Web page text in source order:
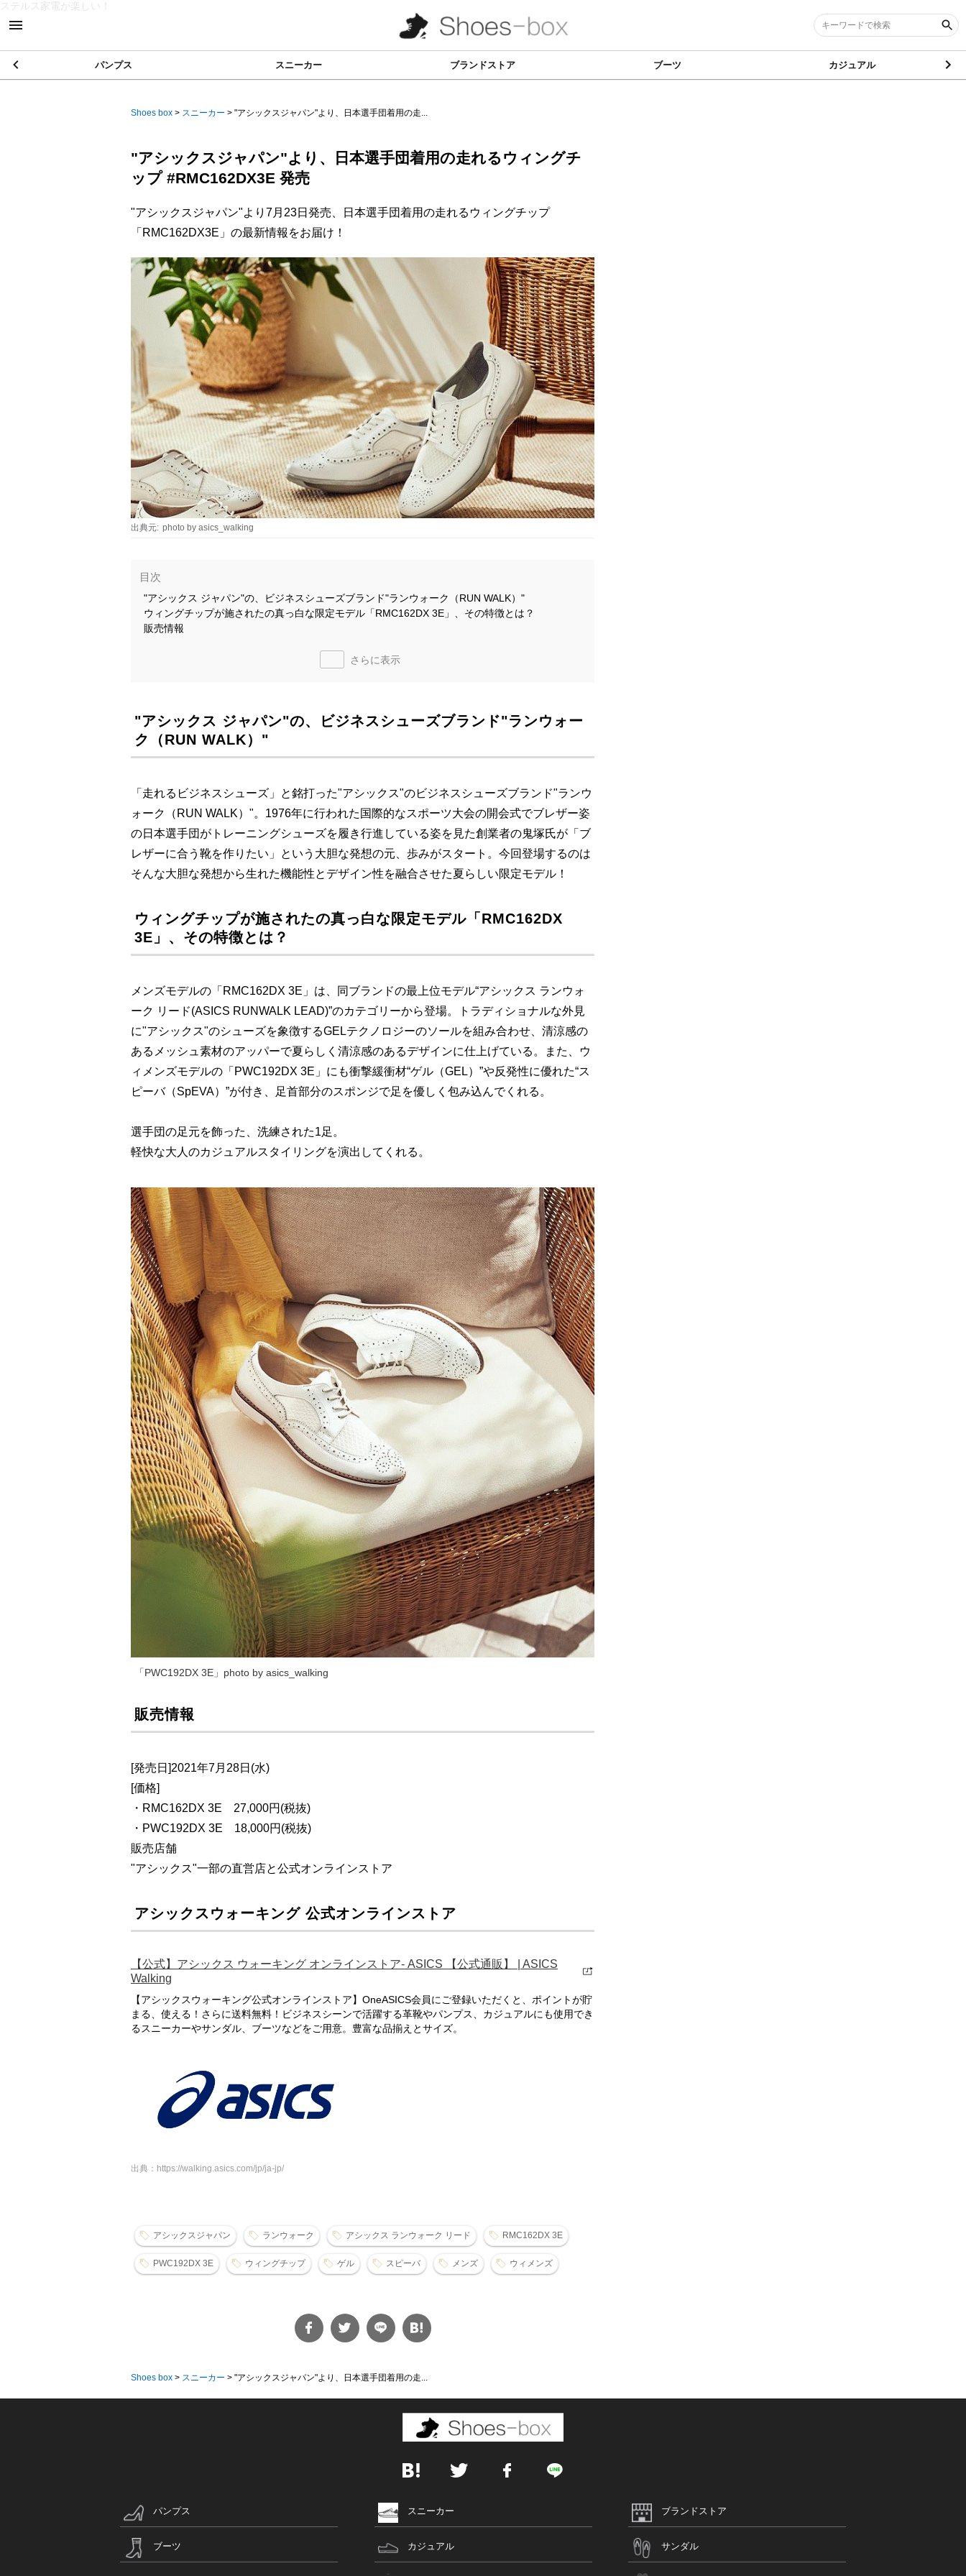
ステルス家電が楽しい！
パンプス スニーカー ブランドストア ブーツ カジュアル
Shoes box > スニーカー > "アシックスジャパン"より、日本選手団着用の走...
"アシックスジャパン"より、日本選手団着用の走れるウィングチ
ップ #RMC162DX3E 発売
"アシックスジャパン"より7月23日発売、日本選手団着用の走れるウィングチップ
「RMC162DX3E」の最新情報をお届け！
出典元: photo by asics_walking
目次
"アシックス ジャパン"の、ビジネスシューズブランド"ランウォーク（RUN WALK）"
ウィングチップが施されたの真っ白な限定モデル「RMC162DX 3E」、その特徴とは？
販売情報
さらに表示
"アシックス ジャパン"の、ビジネスシューズブランド"ランウォー
ク（RUN WALK）"
「走れるビジネスシューズ」と銘打った"アシックス"のビジネスシューズブランド"ランウ
ォーク（RUN WALK）"。1976年に行われた国際的なスポーツ大会の開会式でブレザー姿
の日本選手団がトレーニングシューズを履き行進している姿を見た創業者の鬼塚氏が「ブ
レザーに合う靴を作りたい」という大胆な発想の元、歩みがスタート。今回登場するのは
そんな大胆な発想から生れた機能性とデザイン性を融合させた夏らしい限定モデル！
ウィングチップが施されたの真っ白な限定モデル「RMC162DX
3E」、その特徴とは？
メンズモデルの「RMC162DX 3E」は、同ブランドの最上位モデル“アシックス ランウォ
ーク リード(ASICS RUNWALK LEAD)”のカテゴリーから登場。トラディショナルな外見
に"アシックス"のシューズを象徴するGELテクノロジーのソールを組み合わせ、清涼感の
あるメッシュ素材のアッパーで夏らしく清涼感のあるデザインに仕上げている。また、ウ
ィメンズモデルの「PWC192DX 3E」にも衝撃緩衝材“ゲル（GEL）”や反発性に優れた“ス
ピーバ（SpEVA）”が付き、足首部分のスポンジで足を優しく包み込んでくれる。
選手団の足元を飾った、洗練された1足。
軽快な大人のカジュアルスタイリングを演出してくれる。
「PWC192DX 3E」photo by asics_walking
販売情報
[発売日]2021年7月28日(水)
[価格]
・RMC162DX 3E 27,000円(税抜)
・PWC192DX 3E 18,000円(税抜)
販売店舗
"アシックス"一部の直営店と公式オンラインストア
アシックスウォーキング 公式オンラインストア
【公式】アシックス ウォーキング オンラインストア- ASICS 【公式通販】 | ASICS
Walking
【アシックスウォーキング公式オンラインストア】OneASICS会員にご登録いただくと、ポイントが貯
まる、使える！さらに送料無料！ビジネスシーンで活躍する革靴やパンプス、カジュアルにも使用でき
るスニーカーやサンダル、ブーツなどをご用意。豊富な品揃えとサイズ。
出典：https://walking.asics.com/jp/ja-jp/
アシックスジャパン ランウォーク アシックス ランウォーク リード RMC162DX 3E
PWC192DX 3E ウィングチップ ゲル スピーバ メンズ ウィメンズ
Shoes box > スニーカー > "アシックスジャパン"より、日本選手団着用の走...
パンプス スニーカー ブランドストア
ブーツ カジュアル サンダル